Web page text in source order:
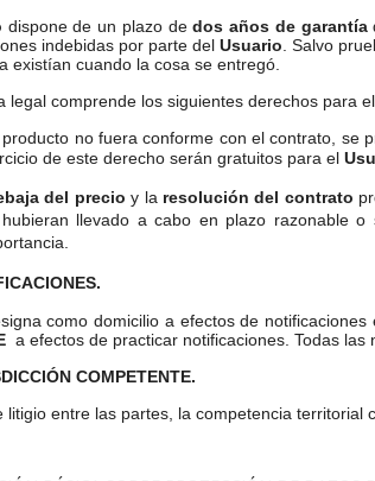
dispone de un plazo dedos años de garantía
indebidas por parte delUsuario . Salvo
existían cuando la cosa se entregó.
legal comprende los siguientes derechos para el
producto no fuera conforme con el contrato, se
de este derecho serán gratuitos para el
del precio y la resolución del contrato
llevado a cabo en plazo razonable
como domicilio a efectos de
a efectos de practicar notificaciones. Todas
COMPETENTE.
litigio entre las partes, la competencia